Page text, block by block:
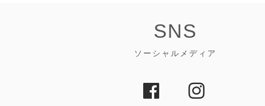
SNS
ソーシャルメディア